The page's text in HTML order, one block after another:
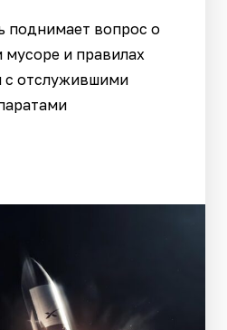
поднимает вопрос о
мусоре и правилах
с отслужившими